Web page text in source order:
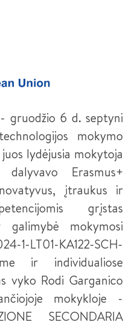
OPERATORIUS
OPERATORIUS III LYGIS
INTEGRACIJOS TECHNIKAS (2026 M.
OPERATORIUS
KONKURSAS 2024
IŠŠŪKIAI IR GALIMYBĖS
PROFESIJOS PRADŽIA (LT, LV, EE IR
(INTERSURGICAL)
(HARJU ELEKTER)
MOKYMAS LIETUVOJE“
(HODA)
PAMEISTRYSTĖ“ (CONTINENTAL)
PAMEISTRYSTĖ
gruodžio 6 d. septyni
mokymo
lydėjusia mokytoja
dalyvavo Erasmus+
įtraukus ir
grįstas
mokymosi
LT01-KA122-SCH-
ir individualiose
vyko Rodi Garganico
mokykloje -
SECONDARIA